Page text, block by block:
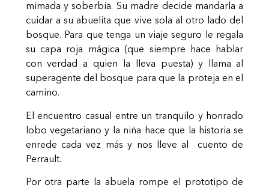
mimada y soberbia. Su madre decide mandarla a
cuidar a su abuelita que vive sola al otro lado del
bosque. Para que tenga un viaje seguro le regala
su capa roja mágica (que siempre hace hablar
con verdad a quien la lleva puesta) y llama al
superagente del bosque para que la proteja en el
camino.
El encuentro casual entre un tranquilo y honrado
lobo vegetariano y la niña hace que la historia se
enrede cada vez más y nos lleve al cuento de
Perrault.
Por otra parte la abuela rompe el prototipo de